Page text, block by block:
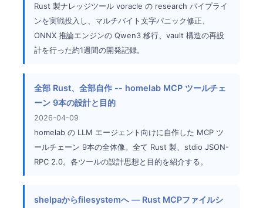
Rust 製ナレッジツール voracle の research パイプライ
ンを実戦投入し、マルチバイト文字パニック修正、
ONNX 推論エンジンの Qwen3 移行、vault 構造の再設
計を行った約1週間の開発記録。
全部 Rust、全部自作 -- homelab MCP ツールチェ
ーン 9本の設計と目的
2026-04-09
homelab の LLM エージェント向けに自作した MCP ツ
ールチェーン 9本の全体像。全て Rust 製、stdio JSON-
RPC 2.0。各ツールの設計思想と目的を紹介する。
shelpaからfilesystemへ — Rust MCPファイルシ